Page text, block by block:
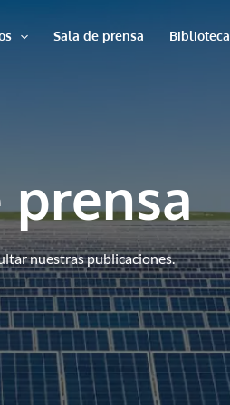
Sala de prensa Biblioteca
prensa
nuestras publicaciones.